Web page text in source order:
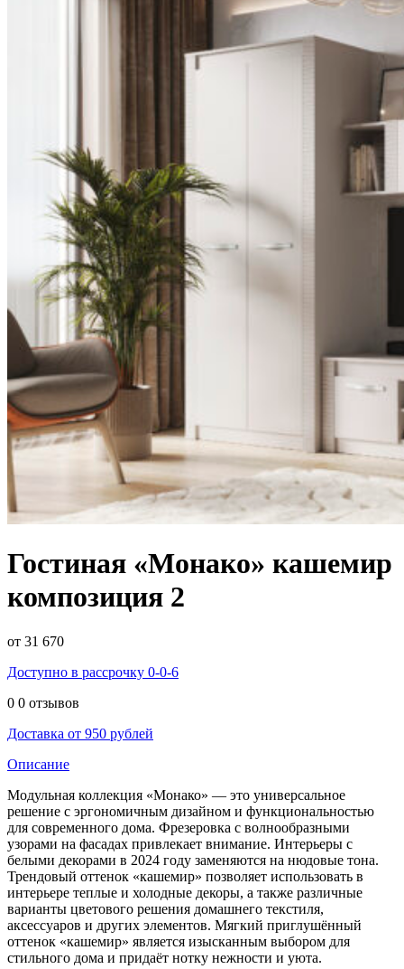
Гостиная «Монако» кашемир
композиция 2
от 31 670
Доступно в рассрочку 0-0-6
0 0 отзывов
Доставка от 950 рублей
Описание
Модульная коллекция «Монако» — это универсальное
решение с эргономичным дизайном и функциональностью
для современного дома. Фрезеровка с волнообразными
узорами на фасадах привлекает внимание. Интерьеры с
белыми декорами в 2024 году заменяются на нюдовые тона.
Трендовый оттенок «кашемир» позволяет использовать в
интерьере теплые и холодные декоры, а также различные
варианты цветового решения домашнего текстиля,
аксессуаров и других элементов. Мягкий приглушённый
оттенок «кашемир» является изысканным выбором для
стильного дома и придаёт нотку нежности и уюта.